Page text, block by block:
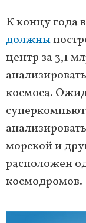
К концу года
должны
центр за 3,1
космоса.
морской и
расположен
космодромов.